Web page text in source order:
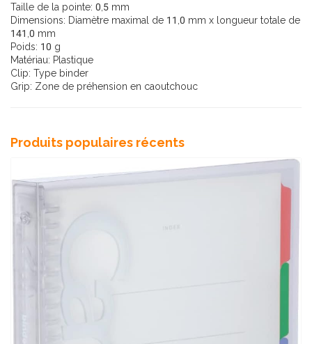
Taille de la pointe: 0,5 mm
Dimensions: Diamètre maximal de 11,0 mm x longueur totale de
141,0 mm
Poids: 10 g
Matériau: Plastique
Clip: Type binder
Grip: Zone de préhension en caoutchouc
Produits populaires récents